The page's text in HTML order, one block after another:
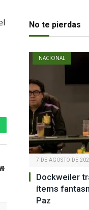
Website
No te pierdas
NACIONAL
7 DE AGOSTO DE
Dockweiler
ítems
Paz